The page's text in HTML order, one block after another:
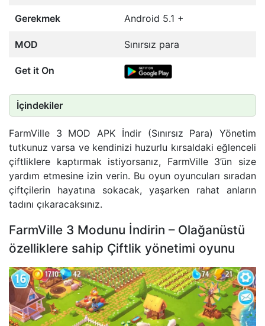
Gerekmek Android 5.1 +
MOD Sınırsız para
Get it On
İçindekiler
FarmVille 3 MOD APK İndir (Sınırsız Para) Yönetim
tutkunuz varsa ve kendinizi huzurlu kırsaldaki eğlenceli
çiftliklere kaptırmak istiyorsanız, FarmVille 3’ün size
yardım etmesine izin verin. Bu oyun oyuncuları sıradan
çiftçilerin hayatına sokacak, yaşarken rahat anların
tadını çıkaracaksınız.
FarmVille 3 Modunu İndirin – Olağanüstü
özelliklere sahip Çiftlik yönetimi oyunu